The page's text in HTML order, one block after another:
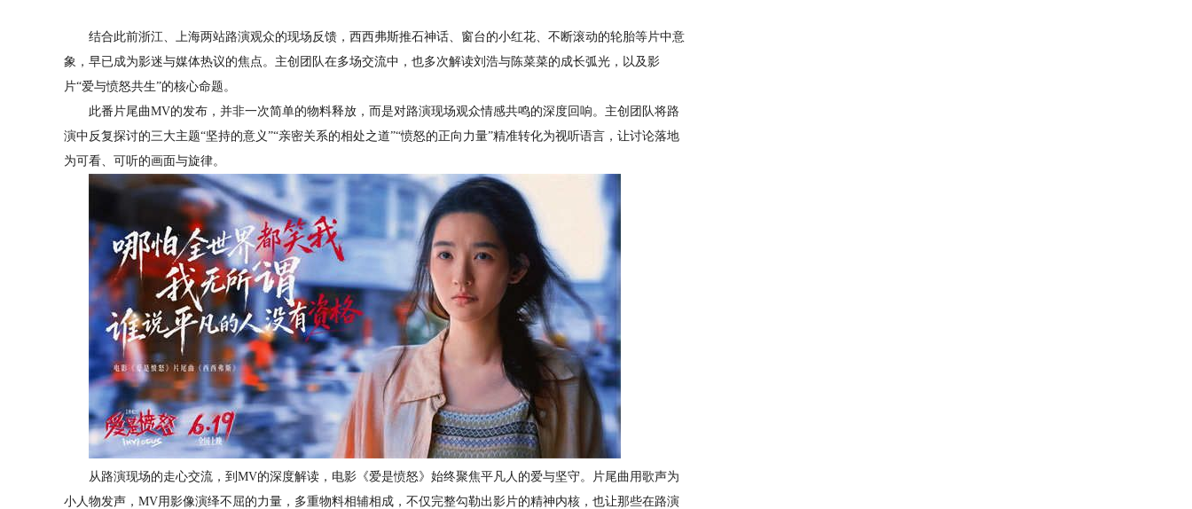
结合此前浙江、上海两站路演观众的现场反馈，西西弗斯推石神话、窗台的小红花、不断滚动的轮胎等片中意
象，早已成为影迷与媒体热议的焦点。 主创团队在多场交流中，也多次解读刘浩与陈菜菜的成长弧光，以及影
片“爱与愤怒共生”的核心命题。
此番片尾曲MV的发布，并非一次简单的物料释放，而是对路演现场观众情感共鸣的深度回响。主创团队将路
演中反复探讨的三大主题“坚持的意义”“亲密关系的相处之道”“愤怒的正向力量”精准转化为视听语言，让讨论落地
为可看、可听的画面与旋律。
从路演现场的走心交流，到 MV的深度解读， 电影 《爱是愤怒》始终聚焦平凡人的爱与坚守。片尾曲用歌声为
小人物发声， MV用影像演绎不屈的力量 ， 多重物料相辅相成 ， 不仅完整勾勒出影片的精神内核，也让那些在路演